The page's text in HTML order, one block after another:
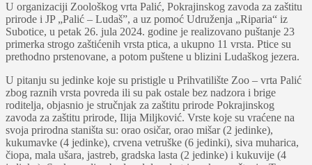
U organizaciji Zoološkog vrta Palić, Pokrajinskog zavoda za zaštitu
prirode i JP „Palić – Ludaš”, a uz pomoć Udruženja „Riparia“ iz
Subotice, u petak 26. jula 2024. godine je realizovano puštanje 23
primerka strogo zaštićenih vrsta ptica, a ukupno 11 vrsta. Ptice su
prethodno prstenovane, a potom puštene u blizini Ludaškog jezera.
U pitanju su jedinke koje su pristigle u Prihvatilište Zoo – vrta Palić
zbog raznih vrsta povreda ili su pak ostale bez nadzora i brige
roditelja, objasnio je stručnjak za zaštitu prirode Pokrajinskog
zavoda za zaštitu prirode, Ilija Miljković. Vrste koje su vraćene na
svoja prirodna staništa su: orao osičar, orao mišar (2 jedinke),
kukumavke (4 jedinke), crvena vetruške (6 jedinki), siva muharica,
čiopa, mala ušara, jastreb, gradska lasta (2 jedinke) i kukuvije (4